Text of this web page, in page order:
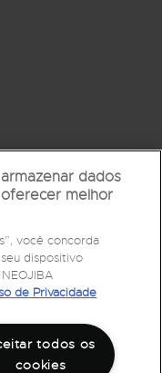
dados
melhor
você concorda
dispositivo
de Privacidade
todos os
cookies